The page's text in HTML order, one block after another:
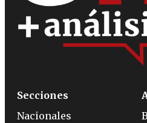
Secciones
Nacionales